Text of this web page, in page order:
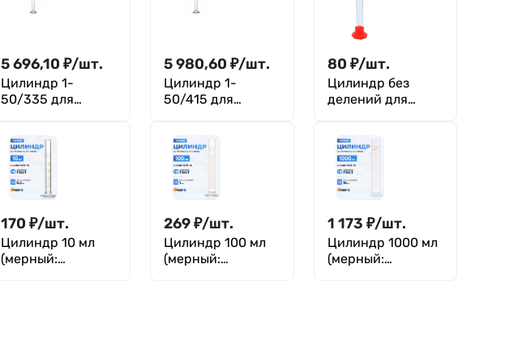
5 696,10 ₽/шт.
Цилиндр 1-
50/335 для
81 (Срок
изготовления 60
дней)
5 980,60 ₽/шт.
Цилиндр 1-
50/415 для
81
80 ₽/шт.
Цилиндр без
делений для
основании 3-
25/195 (75 мл), ТУ
4320-012-
29508133-2009
170 ₽/шт.
Цилиндр 10 мл
(мерный:
269₽/шт.
Цилиндр 100 мл
(мерный:
1 173 ₽/шт.
Цилиндр 1000 мл
(мерный: